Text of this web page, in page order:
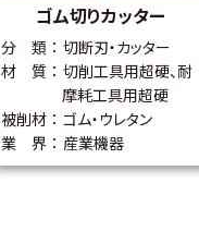
ゴム切りカッター
分 類
切断刃・カッター
材 質
切削工具用超硬、耐
摩耗工具用超硬
被削材
ゴム・ウレタン
業 界
産業機器